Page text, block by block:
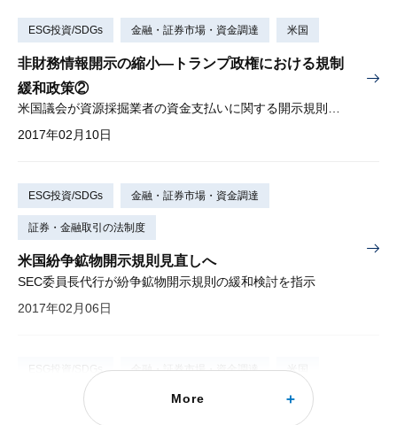
ESG投資/SDGs 金融・証券市場・資金調達 米国
非財務情報開示の縮小—トランプ政権における規制
緩和政策②
米国議会が資源採掘業者の資金支払いに関する開示規則を無効に
2017年02月10日
ESG投資/SDGs 金融・証券市場・資金調達
証券・金融取引の法制度
米国紛争鉱物開示規則見直しへ
SEC委員長代行が紛争鉱物開示規則の緩和検討を指示
2017年02月06日
金融・証券市場・資金調達 米国
トランプ政権での企業ガバナンス規制見直し
More